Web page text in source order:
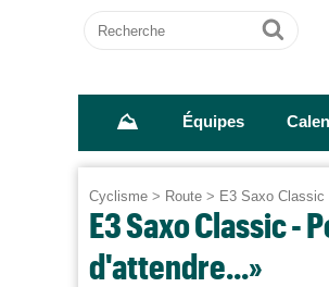
Recherche
Ok
⛰ Équipes
Cyclisme > Route > E3 Saxo Classic
E3 Saxo Classic -
d'attendre...»